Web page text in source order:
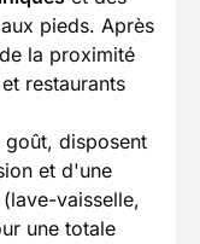
pieds. Après
la proximité
restaurants
goût, disposent
et d'une
(lave-vaisselle,
une totale